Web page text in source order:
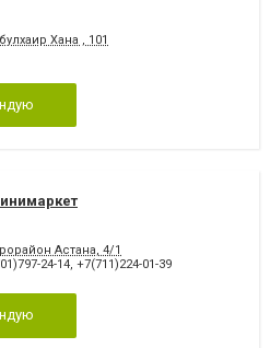
Хана , 101
Астана, 4/1
24-14, +7(711)224-01-39